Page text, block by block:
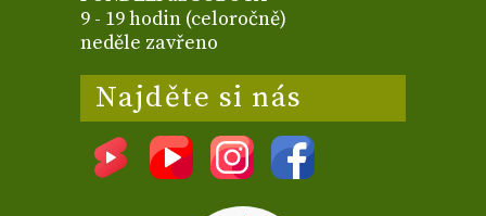
9 - 19 hodin (celoročně)
neděle zavřeno
Najděte si nás